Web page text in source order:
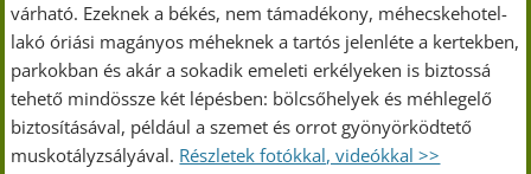
várható. Ezeknek a békés, nem támadékony, méhecskehotel-
lakó óriási magányos méheknek a tartós jelenléte a kertekben,
parkokban és akár a sokadik emeleti erkélyeken is biztossá
tehető mindössze két lépésben: bölcsőhelyek és méhlegelő
biztosításával, például a szemet és orrot gyönyörködtető
muskotályzsályával. Részletek fotókkal, videókkal >>